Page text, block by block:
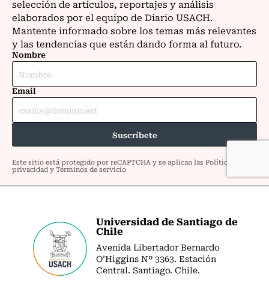
Universidad de Santiago de
Chile
Avenida Libertador Bernardo
O’Higgins Nº 3363. Estación
Central. Santiago. Chile.